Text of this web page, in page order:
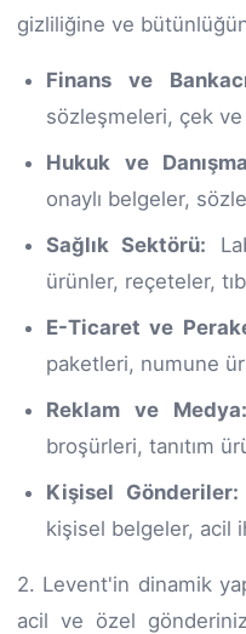
gizliliğine ve
Finans ve
sözleşmeleri, çek
Hukuk ve
onaylı belgeler,
Sağlık Sektörü:
ürünler, reçeteler,
E-Ticaret ve
paketleri, numune
Reklam ve Medya:
broşürleri, tanıtım
Kişisel Gönderiler:
kişisel belgeler, acil
2. Levent'in dinamik
acil ve özel